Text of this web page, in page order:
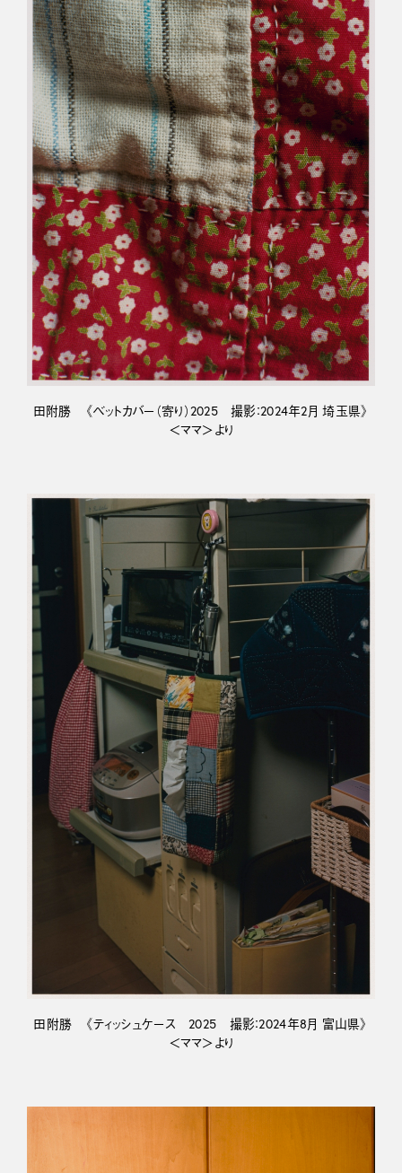
田附勝 《ベットカバー（寄り）2025 撮影：2024年2月 埼玉県》
＜ママ＞より
田附勝 《ティッシュケース 2025 撮影：2024年8月 富山県》
＜ママ＞より